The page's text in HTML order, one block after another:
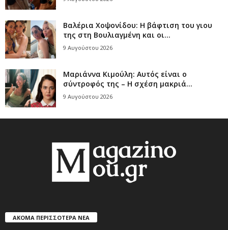
Βαλέρια Χοψονίδου: Η βάφτιση του γιου
της στη Βουλιαγμένη και οι...
9 Αυγούστου 2026
Μαριάννα Κιμούλη: Αυτός είναι ο
σύντροφός της – Η σχέση μακριά...
9 Αυγούστου 2026
ΑΚΟΜΑ ΠΕΡΙΣΣΟΤΕΡΑ ΝΕΑ